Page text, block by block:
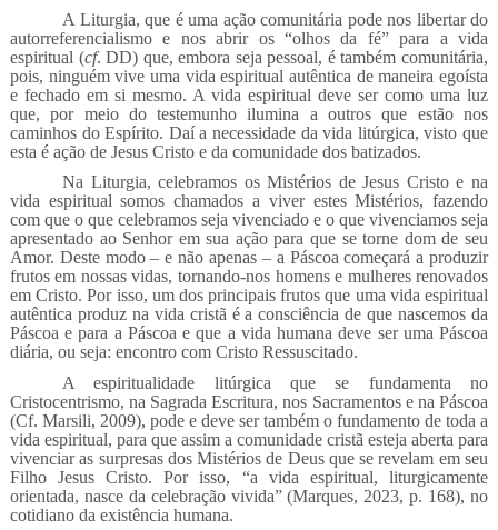
A Liturgia, que é uma ação comunitária pode nos libertar do
autorreferencialismo e nos abrir os “olhos da fé” para a vida
espiritual (cf. DD) que, embora seja pessoal, é também comunitária,
pois, ninguém vive uma vida espiritual autêntica de maneira egoísta
e fechado em si mesmo. A vida espiritual deve ser como uma luz
que, por meio do testemunho ilumina a outros que estão nos
caminhos do Espírito. Daí a necessidade da vida litúrgica, visto que
esta é ação de Jesus Cristo e da comunidade dos batizados.
Na Liturgia, celebramos os Mistérios de Jesus Cristo e na
vida espiritual somos chamados a viver estes Mistérios, fazendo
com que o que celebramos seja vivenciado e o que vivenciamos seja
apresentado ao Senhor em sua ação para que se torne dom de seu
Amor. Deste modo – e não apenas – a Páscoa começará a produzir
frutos em nossas vidas, tornando-nos homens e mulheres renovados
em Cristo. Por isso, um dos principais frutos que uma vida espiritual
autêntica produz na vida cristã é a consciência de que nascemos da
Páscoa e para a Páscoa e que a vida humana deve ser uma Páscoa
diária, ou seja: encontro com Cristo Ressuscitado.
A espiritualidade litúrgica que se fundamenta no
Cristocentrismo, na Sagrada Escritura, nos Sacramentos e na Páscoa
(Cf. Marsili, 2009), pode e deve ser também o fundamento de toda a
vida espiritual, para que assim a comunidade cristã esteja aberta para
vivenciar as surpresas dos Mistérios de Deus que se revelam em seu
Filho Jesus Cristo. Por isso, “a vida espiritual, liturgicamente
orientada, nasce da celebração vivida” (Marques, 2023, p. 168), no
cotidiano da existência humana.